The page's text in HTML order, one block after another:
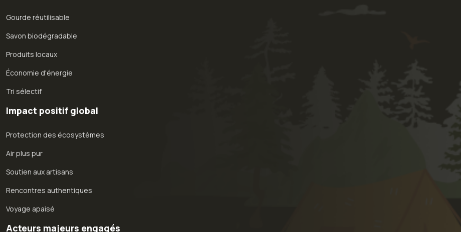
Gourde réutilisable
Savon biodégradable
Produits locaux
Économie d'énergie
Tri sélectif
Impact positif global
Protection des écosystèmes
Air plus pur
Soutien aux artisans
Rencontres authentiques
Voyage apaisé
Acteurs majeurs engagés